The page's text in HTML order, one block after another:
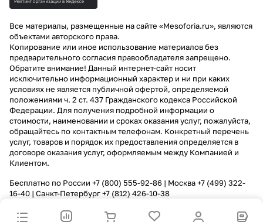
Все материалы, размещенные на сайте «Mesoforia.ru», являются
объектами авторского права.
Копирование или иное использование материалов без
предварительного согласия правообладателя запрещено.
Обратите внимание! Данный интернет-сайт носит
исключительно информационный характер и ни при каких
условиях не является публичной офертой, определяемой
положениями ч. 2 ст. 437 Гражданского кодекса Российской
Федерации. Для получения подробной информации о
стоимости, наименовании и сроках оказания услуг, пожалуйста,
обращайтесь по контактным телефонам. Конкретный перечень
услуг, товаров и порядок их предоставления определяется в
договоре оказания услуг, оформляемым между Компанией и
Клиентом.
Бесплатно по России +7 (800) 555-92-86 | Москва+7 (499) 322-
16-40 | Санкт-Петербург+7 (812) 426-10-38